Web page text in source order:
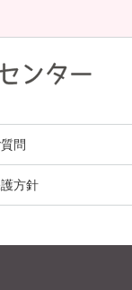
問
方針